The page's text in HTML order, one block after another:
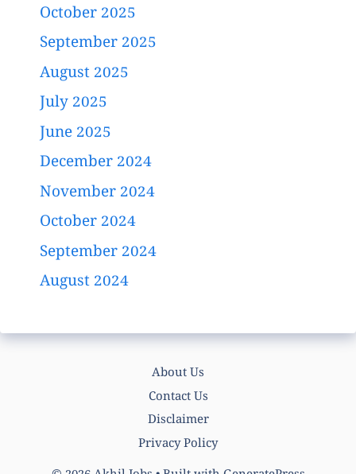
October 2025
September 2025
August 2025
July 2025
June 2025
December 2024
November 2024
October 2024
September 2024
August 2024
About Us
Contact Us
Disclaimer
Privacy Policy